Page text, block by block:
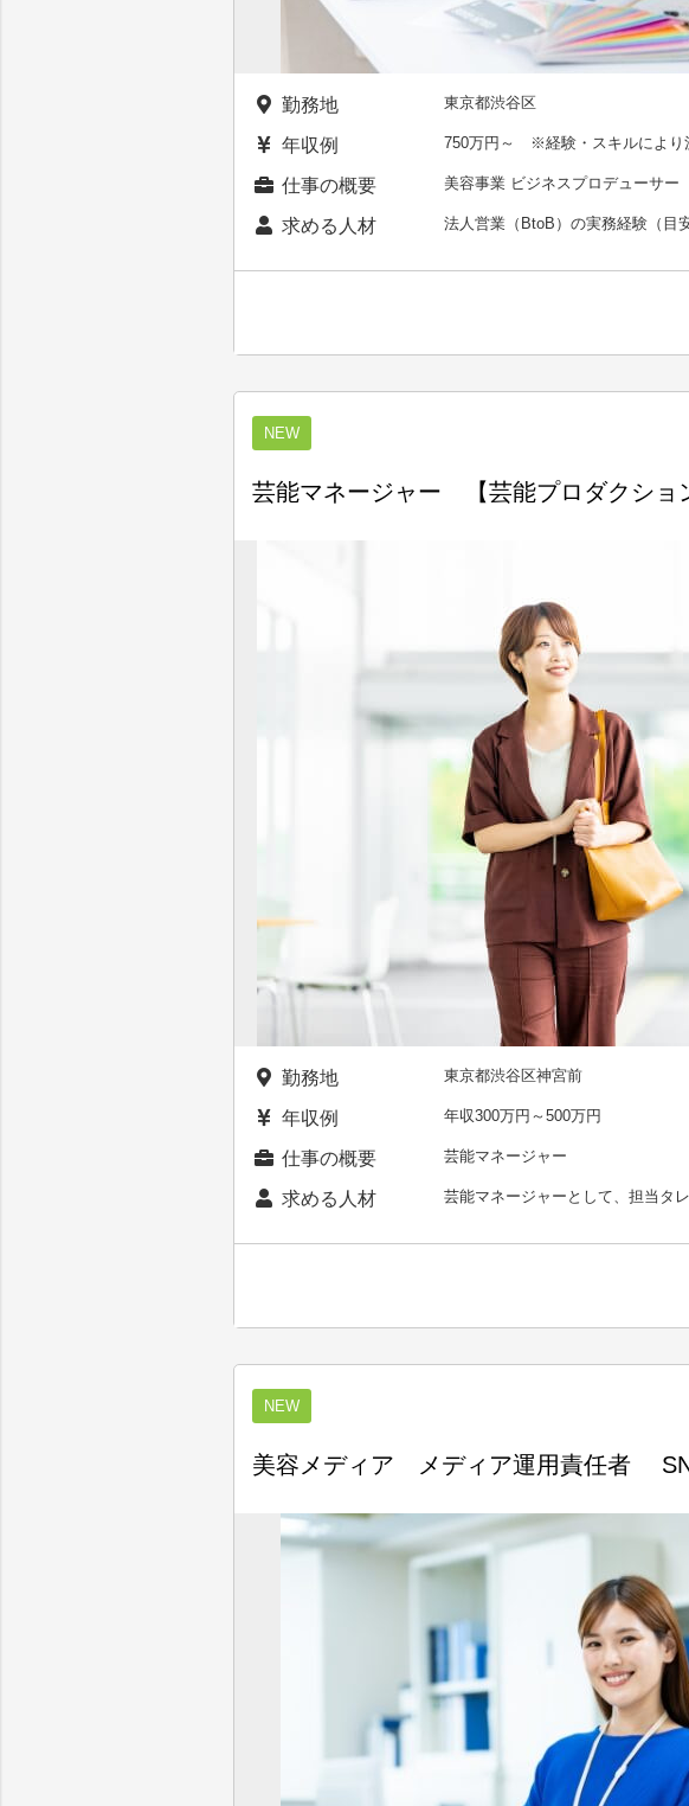
勤務地 東京都渋谷区
年収例 750万円～ ※経験・スキルにより
仕事の概要 美容事業 ビジネスプロデューサー
求める人材 法人営業（BtoB）の実務経験（目
NEW
芸能マネージャー 【芸能プロダクショ
勤務地 東京都渋谷区神宮前
年収例 年収300万円～500万円
仕事の概要 芸能マネージャー
求める人材 芸能マネージャーとして、担当タ
NEW
美容メディア メディア運用責任者